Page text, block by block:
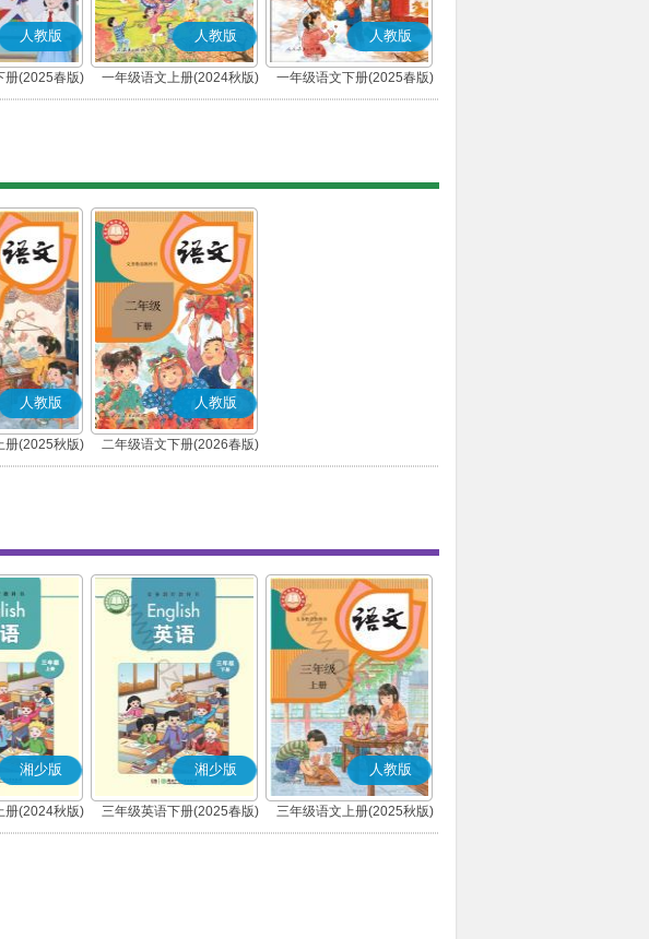
人教版
册(2025春版)
人教版
一年级语文上册(2024秋版)
(部编版)
人教版
一年级语文下册(2025春版)
(部编版)
人教版
册(2025秋版)
版)
人教版
二年级语文下册(2026春版)
(部编版)
湘少版
册(2024秋版)
湘少版
三年级英语下册(2025春版)
人教版
三年级语文上册(2025秋版)
(部编版)